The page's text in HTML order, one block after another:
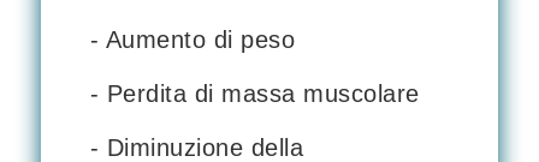
- Aumento di peso
- Perdita di massa muscolare
- Diminuzione della